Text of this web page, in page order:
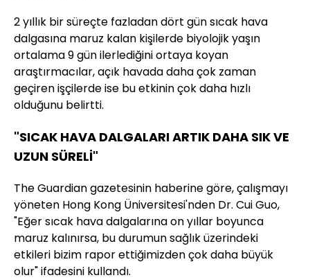
2 yıllık bir süreçte fazladan dört gün sıcak hava
dalgasına maruz kalan kişilerde biyolojik yaşın
ortalama 9 gün ilerlediğini ortaya koyan
araştırmacılar, açık havada daha çok zaman
geçiren işçilerde ise bu etkinin çok daha hızlı
olduğunu belirtti.
"SICAK HAVA DALGALARI ARTIK DAHA SIK VE
UZUN SÜRELİ"
The Guardian gazetesinin haberine göre, çalışmayı
yöneten Hong Kong Üniversitesi'nden Dr. Cui Guo,
"Eğer sıcak hava dalgalarına on yıllar boyunca
maruz kalınırsa, bu durumun sağlık üzerindeki
etkileri bizim rapor ettiğimizden çok daha büyük
olur" ifadesini kullandı.